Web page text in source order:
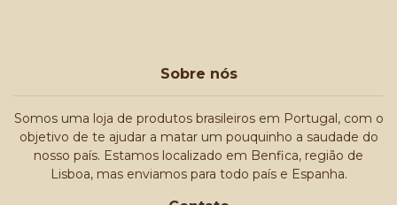
Sobre nós
Somos uma loja de produtos brasileiros em Portugal, com o
objetivo de te ajudar a matar um pouquinho a saudade do
nosso país. Estamos localizado em Benfica, região de
Lisboa, mas enviamos para todo país e Espanha.